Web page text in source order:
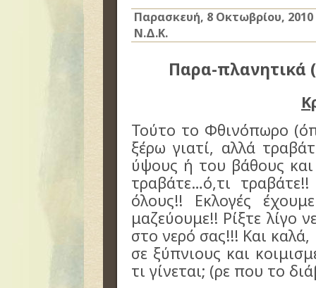
Παρασκευή, 8 Οκτωβρίου, 2010
Ν.Δ.Κ.
Παρα-πλανητικά
Τούτο το Φθινόπωρο
ξέρω γιατί, αλλά
ύψους ή του βάθους
τραβάτε…ό,τι
όλους!! Εκλογές
μαζεύουμε!! Ρίξτε λίγο
στο νερό σας!!! Και
σε ξύπνιους και
τι γίνεται; (ρε που το